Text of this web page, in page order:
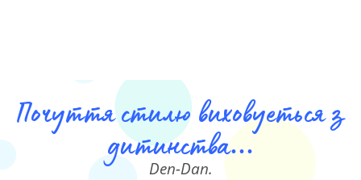
Почуття стилю виховуеться з
дитинства...
Den-Dan.